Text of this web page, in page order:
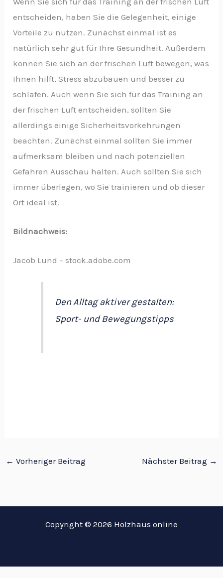
entscheiden, haben Sie die Gelegenheit, einige
Vorteile zu nutzen. Zunächst einmal ist es
natürlich sehr gut für Ihre Gesundheit. Außerdem
können Sie sich an der frischen Luft bewegen, was
Ihnen hilft, Stress abzubauen und besser zu
schlafen. Auch wenn Sie sich für das Training an
der frischen Luft entscheiden, sollten Sie
allerdings einige Sicherheitsvorkehrungen
beachten. Zunächst einmal sollten Sie immer
aufmerksam bleiben und nach potenziellen
Gefahren Ausschau halten. Auch sollten Sie sich
immer überlegen, wo Sie trainieren und ob dieser
Ort ideal ist.
Bildnachweis:
Jacob Lund – stock.adobe.com
Den Alltag aktiver gestalten:
Sport- und Bewegungstipps
← Vorheriger Beitrag Nächster Beitrag →
Copyright © 2026 Holzhaus online